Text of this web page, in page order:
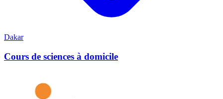
Dakar
Cours de sciences à domicile